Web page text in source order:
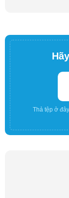
Thả tệp ở